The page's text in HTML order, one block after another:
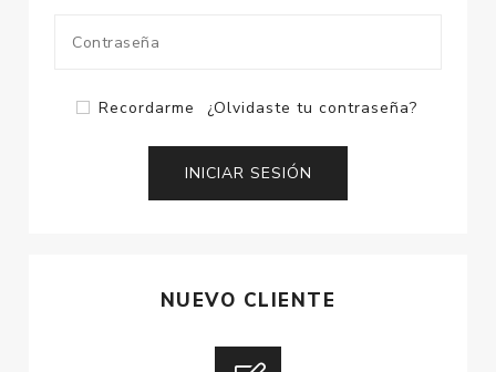
Recordarme ¿Olvidaste tu contraseña?
NUEVO CLIENTE